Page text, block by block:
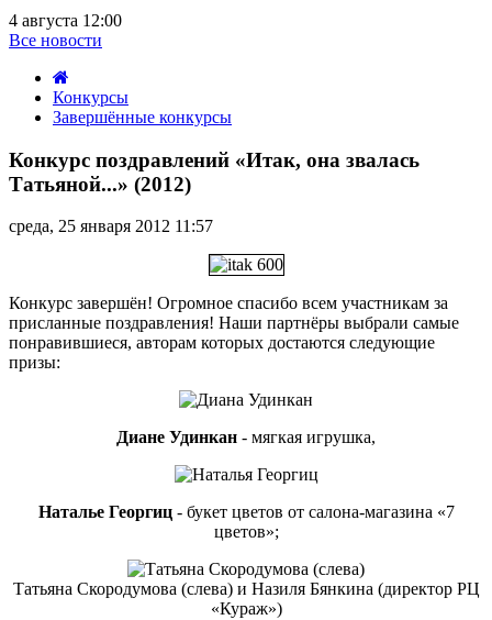
4 августа 12:00
Все новости
Конкурсы
Завершённые конкурсы
поздравлений
«Итак,
она
Татьяной...»
Конкурс поздравлений «Итак, она звалась
Татьяной...» (2012)
среда, 25 января 2012 11:57
Конкурс завершён! Огромное спасибо всем участникам за
присланные поздравления! Наши партнёры выбрали самые
понравившиеся, авторам которых достаются следующие
призы:
Диане Удинкан - мягкая игрушка,
Наталье Георгиц- букет цветов от салона-магазина «7
цветов»;
Татьяна Скородумова (слева) и Назиля Бянкина (директор РЦ
«Кураж»)